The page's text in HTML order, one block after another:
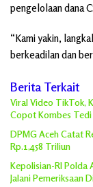
pengelolaan dana
“Kami yakin,
berkeadilan dan
Berita Terkait
Viral Video TikTok,
Copot Kombes Tedi
DPMG Aceh Catat
Rp.1,458 Triliun
Kepolisian-RI Polda
Jalani Pemeriksaan